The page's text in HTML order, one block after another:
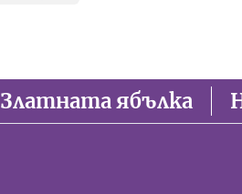
Златната ябълка